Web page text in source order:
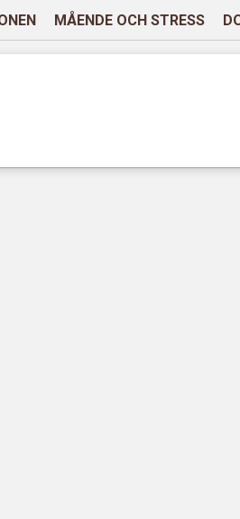
MÅENDE OCH STRESS